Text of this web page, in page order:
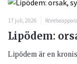
17 juli, 2026
Lipödem:
Lipödem är en